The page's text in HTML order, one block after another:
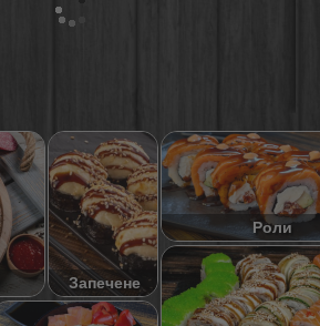
Запечене
Роли